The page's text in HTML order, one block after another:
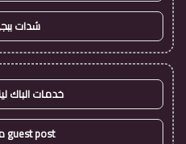
شدات
خدمات الباك
guest post مقال ضيف